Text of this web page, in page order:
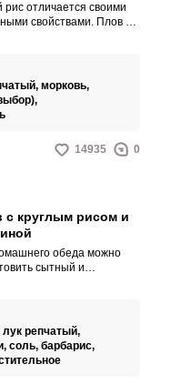
рис отличается своими
свойствами. Плов из
морковь,
14935 0
с круглым рисом и
обеда можно
сытный и
лук репчатый,
соль, барбарис,